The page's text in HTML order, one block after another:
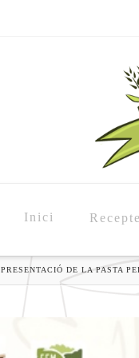
Inici
PRESENTACIÓ DE LA PASTA